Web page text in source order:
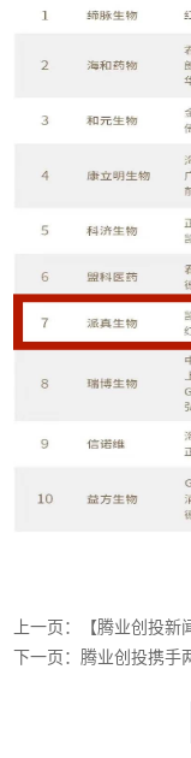
上一页：【腾业创投
造国际领先的普适性三
下一页：腾业创投携手